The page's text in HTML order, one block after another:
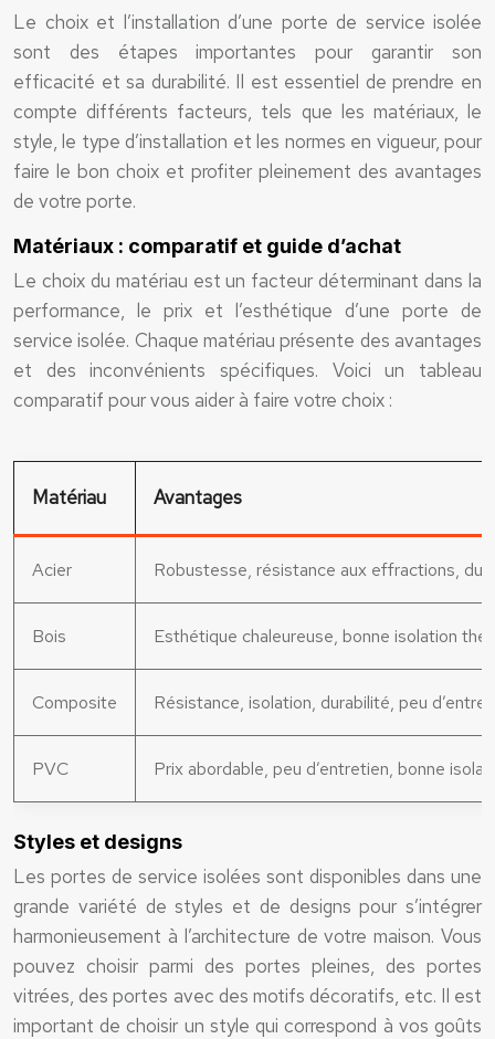
Le choix et l’installation d’une porte de service isolée
sont des étapes importantes pour garantir son
efficacité et sa durabilité. Il est essentiel de prendre en
compte différents facteurs, tels que les matériaux, le
style, le type d’installation et les normes en vigueur, pour
faire le bon choix et profiter pleinement des avantages
de votre porte.
Matériaux : comparatif et guide d’achat
Le choix du matériau est un facteur déterminant dans la
performance, le prix et l’esthétique d’une porte de
service isolée. Chaque matériau présente des avantages
et des inconvénients spécifiques. Voici un tableau
comparatif pour vous aider à faire votre choix :
Matériau Avantages
Acier Robustesse, résistance aux effractions,
Bois Esthétique chaleureuse, bonne isolation
Composite Résistance, isolation, durabilité, peu
PVC Prix abordable, peu d’entretien, bonne
Styles et designs
Les portes de service isolées sont disponibles dans une
grande variété de styles et de designs pour s’intégrer
harmonieusement à l’architecture de votre maison. Vous
pouvez choisir parmi des portes pleines, des portes
vitrées, des portes avec des motifs décoratifs, etc. Il est
important de choisir un style qui correspond à vos goûts